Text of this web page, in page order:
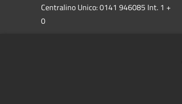
Centralino Unico: 0141 946085 Int. 1 +
0